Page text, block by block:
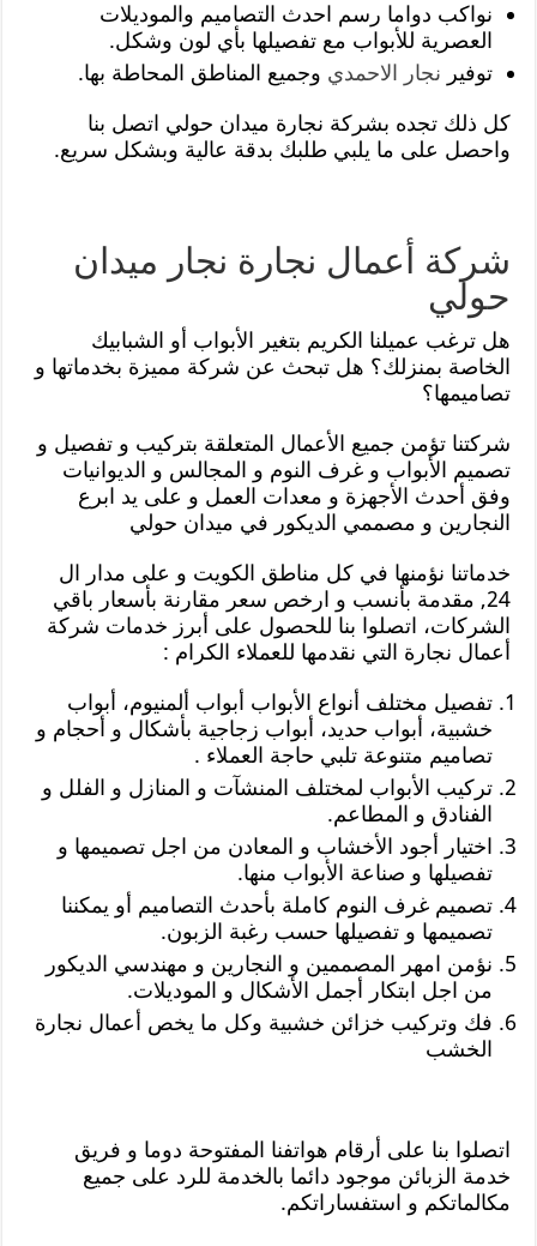
نواكب دواما رسم احدث التصاميم والموديلات
العصرية للأبواب مع تفصيلها بأي لون وشكل.
توفير نجار الاحمدي وجميع المناطق المحاطة بها.
كل ذلك تجده بشركة نجارة ميدان حولي اتصل بنا
واحصل على ما يلبي طلبك بدقة عالية وبشكل سريع.
شركة أعمال نجارة نجار ميدان
حولي
هل ترغب عميلنا الكريم بتغير الأبواب أو الشبابيك
الخاصة بمنزلك؟ هل تبحث عن شركة مميزة بخدماتها و
تصاميمها؟
شركتنا تؤمن جميع الأعمال المتعلقة بتركيب و تفصيل و
تصميم الأبواب و غرف النوم و المجالس و الديوانيات
وفق أحدث الأجهزة و معدات العمل و على يد ابرع
النجارين و مصممي الديكور في ميدان حولي
خدماتنا نؤمنها في كل مناطق الكويت و على مدار ال
24, مقدمة بأنسب و ارخص سعر مقارنة بأسعار باقي
الشركات، اتصلوا بنا للحصول على أبرز خدمات شركة
أعمال نجارة التي نقدمها للعملاء الكرام :
تفصيل مختلف أنواع الأبواب أبواب ألمنيوم، أبواب
خشبية، أبواب حديد، أبواب زجاجية بأشكال و أحجام و
تصاميم متنوعة تلبي حاجة العملاء .
تركيب الأبواب لمختلف المنشآت و المنازل و الفلل و
الفنادق و المطاعم.
اختيار أجود الأخشاب و المعادن من اجل تصميمها و
تفصيلها و صناعة الأبواب منها.
تصميم غرف النوم كاملة بأحدث التصاميم أو يمكننا
تصميمها و تفصيلها حسب رغبة الزبون.
نؤمن امهر المصممين و النجارين و مهندسي الديكور
من اجل ابتكار أجمل الأشكال و الموديلات.
فك وتركيب خزائن خشبية وكل ما يخص أعمال نجارة
الخشب
اتصلوا بنا على أرقام هواتفنا المفتوحة دوما و فريق
خدمة الزبائن موجود دائما بالخدمة للرد على جميع
مكالماتكم و استفساراتكم.